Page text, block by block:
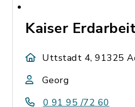
Kaiser
Uttstadt 4, 91325
Georg
0 91 95 /72 60